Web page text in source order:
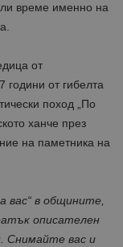
време именно на
от
години от гибелта
поход „По
ханче през
на паметника на
вас“ в общините,
описателен
Снимайте вас и